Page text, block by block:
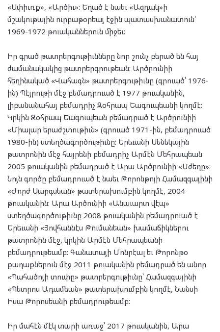
«Սփիւռք», «Արծիւ»: Եղած է նաեւ «Ազդակ»ի
մշակութային ուրբաթօրեայ էջին պատասխանատուն՝
1969-1972 թուականներուն միջեւ։
Իր գրած թատրերգութիւնները նոր շունչ բերած են հայ
ժամանակակից թատրերգրութեան: Արծրունիի
հեղինակած «Վահագն» թատրերգութիւնը (գրուած՝ 1976-
ին) Պէյրութի մէջ բեմադրուած է 1977 թուականին,
լիբանանահայ բեմադրիչ Զօհրապ Եագուպեանի կողմէ:
Կրկին Զօհրապ Եագուպեան բեմադրած է Արծրունիի
«Միալար երաժշտութիւն» (գրուած 1971-ին, բեմադրուած
1980-ին) ստեղծագործութիւնը: Երեւանի Սենեկային
թատրոնին մէջ հայրենի բեմադրիչ Արմէն Մեհրապեան
2005 թուականին բեմադրած է Արա Արծրունիի «Մժեղը»:
Նոյն գործը բեմադրուած է նաեւ Թորոնթոյի Համազգայինի
«Ժորժ Սարգսեան» թատերախումբին կողմէ, 2004
թուականին: Արա Արծունիի «Անաւարտ վէպ»
ստեղծագործութիւնը 2008 թուականին բեմադրուած է
Երեւանի «Յովհաննէս Թումանեան» խամաճիկներու
թատրոնին մէջ, կրկին Արմէն Մեհրապեանի
բեմադրութեամբ: Գանատայի Մոնրէալ եւ Թորոնթօ
քաղաքներուն մէջ 2011 թուականին բեմադրած են անոր
«Պահածոյի տուփը» թատրերգութիւնը՝ Համազգայինի
«Պետրոս Ադամեան» թատերախումբին կողմէ, Նանսի
Իսա Թորոսեանի բեմադրութեամբ:
Իր մահէն մէկ տարի առաջ՝ 2017 թուականին, Արա